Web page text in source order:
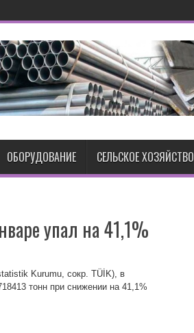
ОБОРУДОВАНИЕ СЕЛЬСКОЕ ХОЗЯЙСТВО
упал на 41,1%
Kurumu, сокр. TÜİK), в
тонн при снижении на 41,1%